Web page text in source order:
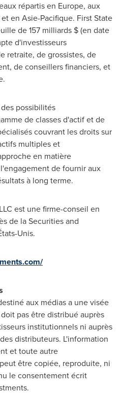
répartis en Europe, aux
en Asie-Pacifique. First State
de 157 milliards $ (en date
d'investisseurs
retraite, de grossistes, de
de conseillers financiers, et
possibilités
de classes d'actif et de
couvrant les droits sur
multiples et
en matière
de fournir aux
à long terme.
est une firme-conseil en
de la Securities and
Unis.
aux médias a une visée
pas être distribué auprès
institutionnels ni auprès
distributeurs. L'information
et toute autre
être copiée, reproduite, ni
le consentement écrit